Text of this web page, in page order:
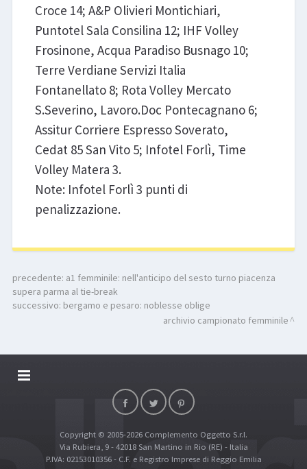
Croce 14; A&P Olivieri Montichiari,
Puntotel Sala Consilina 12; IHF Volley
Frosinone, Acqua Paradiso Busnago 10;
Terre Verdiane Servizi Italia
Fontanellato 8; Rota Volley Mercato
S.Severino, Lavoro.Doc Pontecagnano 6;
Assitur Corriere Espresso Soverato,
Cedat 85 San Vito 5; Infotel Forlì, Time
Volley Matera 3.
Note: Infotel Forlì 3 punti di
penalizzazione.
precedente: a1 femminile: nell'anticipo del sesto turno piacenza
supera parma al tie-break
successivo: bergamo e pesaro: noblesse oblige
archivio campionato femminile
DALLARIVOLLEY SOSTIENE
TOP RICERCHE
SITE MAP
Copyright © 2005-2026 Complemento Oggetto S.r.l.
Via Rubiera, 9 - 42018 San Martino in Rio (RE) - Italia
P.IVA: 02153010356 - C.F. e Registro Imprese di Reggio Emilia